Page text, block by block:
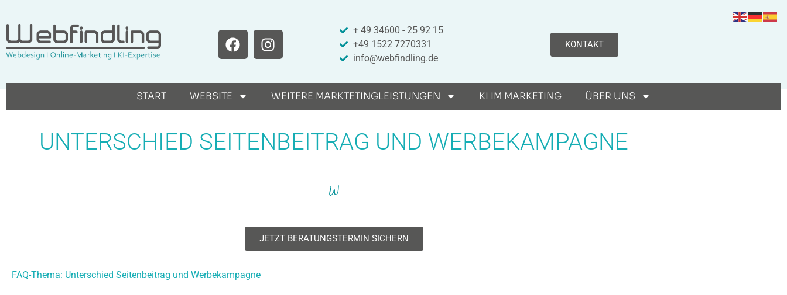
+ 49 34600 - 25 92 15
+49 1522 7270331
info@webfindling.de
KONTAKT
START WEBSITE WEITERE MARKTETINGLEISTUNGEN KI IM MARKETING ÜBER UNS
UNTERSCHIED SEITENBEITRAG UND WERBEKAMPAGNE
W
JETZT BERATUNGSTERMIN SICHERN
FAQ-Thema: Unterschied Seitenbeitrag und Werbekampagne